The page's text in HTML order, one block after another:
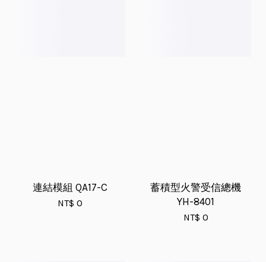
連結模組 QA17-C
NT$ 0
蓄積型火警受信總機
YH-8401
NT$ 0